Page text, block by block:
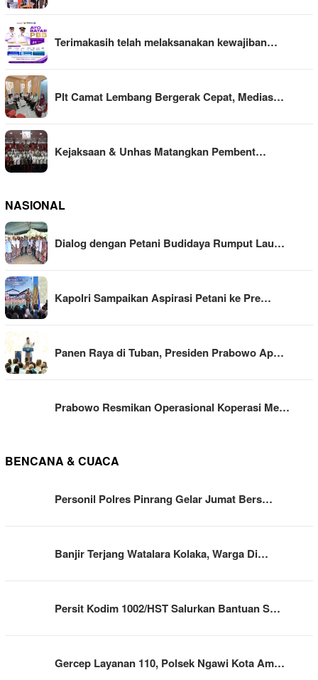
Terimakasih telah melaksanakan kewajiban…
Plt Camat Lembang Bergerak Cepat, Medias…
Kejaksaan & Unhas Matangkan Pembent…
NASIONAL
Dialog dengan Petani Budidaya Rumput Lau…
Kapolri Sampaikan Aspirasi Petani ke Pre…
Panen Raya di Tuban, Presiden Prabowo Ap…
Prabowo Resmikan Operasional Koperasi Me…
BENCANA & CUACA
Personil Polres Pinrang Gelar Jumat Bers…
Banjir Terjang Watalara Kolaka, Warga Di…
Persit Kodim 1002/HST Salurkan Bantuan S…
Gercep Layanan 110, Polsek Ngawi Kota Am…